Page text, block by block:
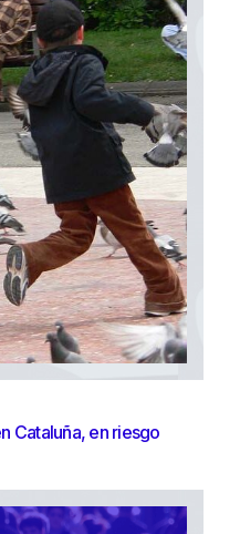
Cataluña, en riesgo